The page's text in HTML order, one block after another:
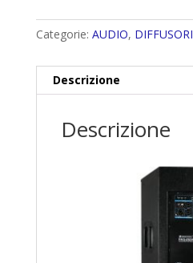
Categorie: AUDIO, DIFFUSORI
Descrizione
Descrizione